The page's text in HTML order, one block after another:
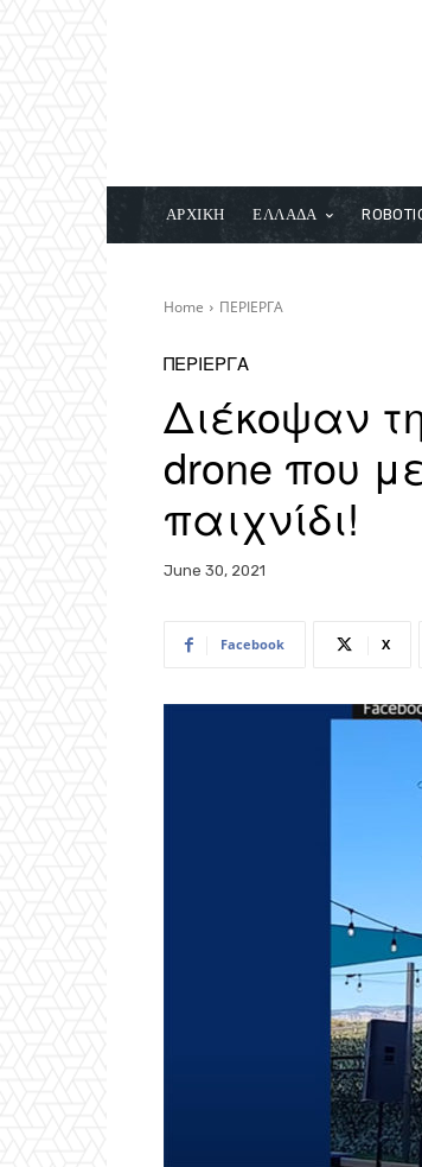
ΑΡΧΙΚΗ ΕΛΛΑΔΑ
Home ΠΕΡΙΕΡΓΑ
ΠΕΡΙΕΡΓΑ
Διέκοψαν
drone που
παιχνίδι!
June 30, 2021
Facebook X